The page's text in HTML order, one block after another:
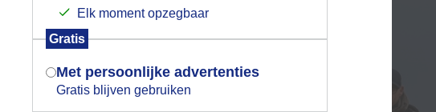
Elk moment opzegbaar
Gratis
Met persoonlijke advertenties
Gratis blijven gebruiken
Indien je hier nog geen akkoord op hebt
gegeven, verschijnt er zo een pop-up uit
je browser waarin deze toestemming
gevraagd wordt.